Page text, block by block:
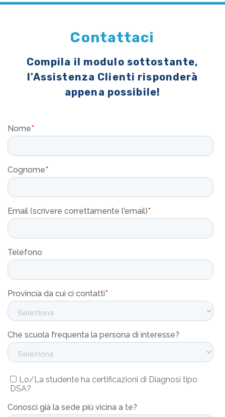
Contattaci
Compila il modulo sottostante,
l'Assistenza Clienti risponderà
appena possibile!